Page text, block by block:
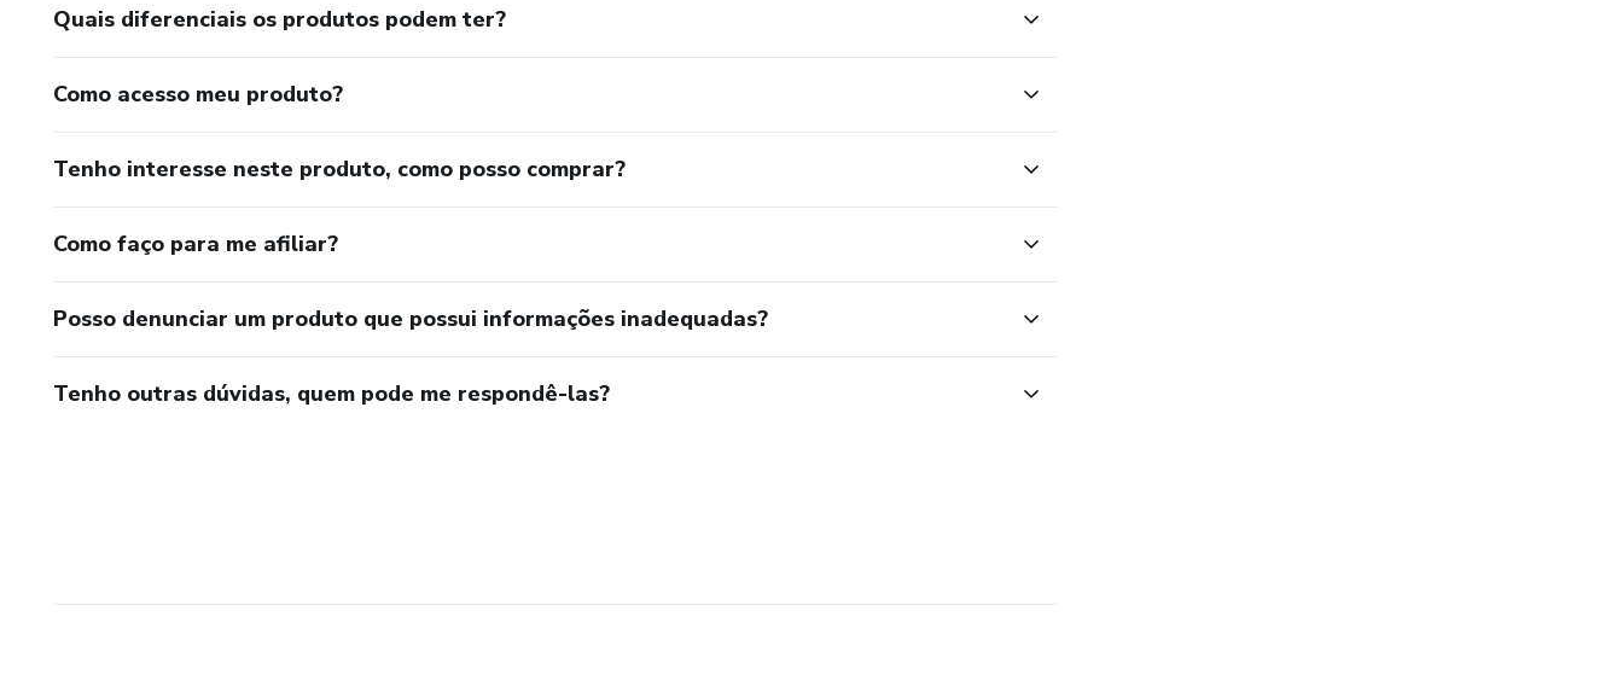
Quais diferenciais os produtos podem ter?
Como acesso meu produto?
Tenho interesse neste produto, como posso comprar?
Como faço para me afiliar?
Posso denunciar um produto que possui informações inadequadas?
Tenho outras dúvidas, quem pode me respondê-las?